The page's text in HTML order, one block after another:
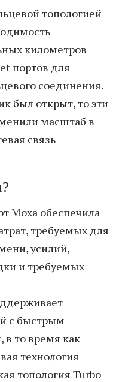
топологией
километров
портов для
соединения.
был открыт, то эти
масштаб в
связь
Моха обеспечила
требуемых для
усилий,
и требуемых
с быстрым
в то время как
технология
топология Turbo